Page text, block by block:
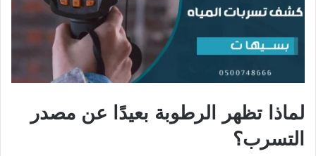
لماذا تظهر الرطوبة بعيدًا عن مصدر
التسرب؟